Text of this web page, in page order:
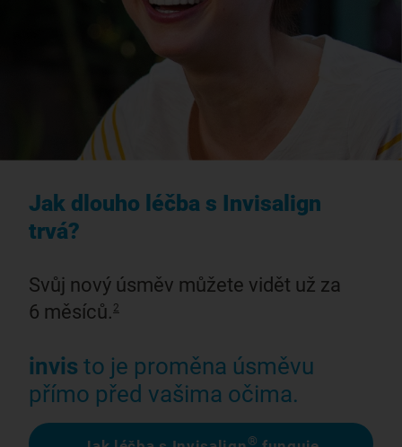
Jak dlouho léčba s Invisalign
trvá?
Svůj nový úsměv můžete vidět už za
6 měsíců. 2
invis to je proměna úsměvu
přímo před vašima očima.
®